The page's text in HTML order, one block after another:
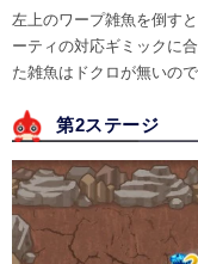
左上のワープ雑魚を倒す
ーティの対応ギミックに
た雑魚はドクロが無いの
第2ステージ